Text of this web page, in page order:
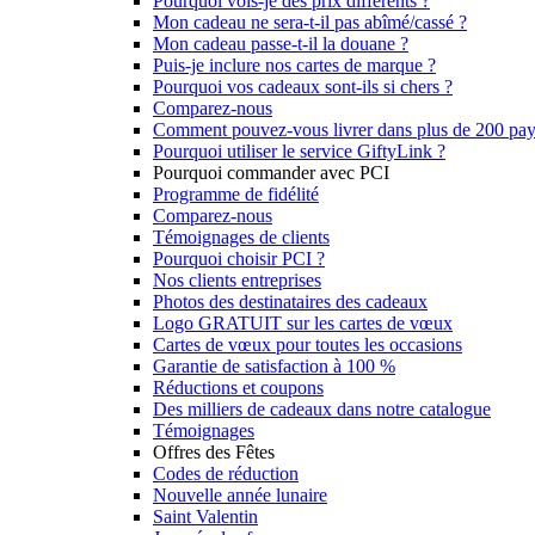
Mon cadeau ne sera-t-il pas abîmé/cassé ?
Mon cadeau passe-t-il la douane ?
Puis-je inclure nos cartes de marque ?
Pourquoi vos cadeaux sont-ils si chers ?
Comparez-nous
Comment pouvez-vous livrer dans plus de 200
Pourquoi utiliser le service GiftyLink ?
Pourquoi commander avec PCI
Programme de fidélité
Comparez-nous
Témoignages de clients
Pourquoi choisir PCI ?
Nos clients entreprises
Photos des destinataires des cadeaux
Logo GRATUIT sur les cartes de vœux
Cartes de vœux pour toutes les occasions
Garantie de satisfaction à 100 %
Réductions et coupons
Des milliers de cadeaux dans notre catalogue
Témoignages
Offres des Fêtes
Codes de réduction
Nouvelle année lunaire
Saint Valentin